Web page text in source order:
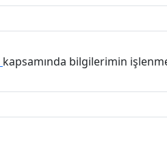
kapsamında bilgilerimin